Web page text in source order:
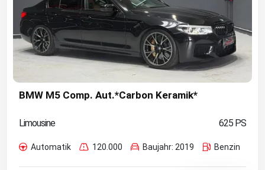
BMW M5 Comp. Aut.*Carbon Keramik*
Limousine 625 PS
Automatik 120.000 Baujahr: 2019 Benzin